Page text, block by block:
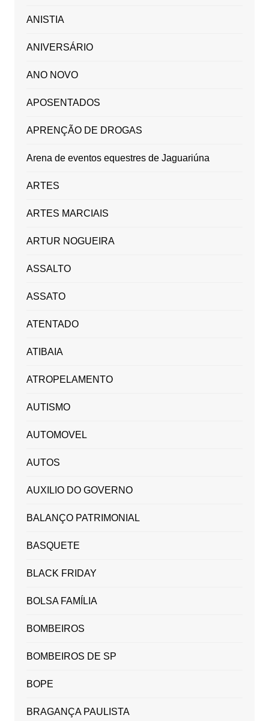
ANISTIA
ANIVERSÁRIO
ANO NOVO
APOSENTADOS
APRENÇÃO DE DROGAS
Arena de eventos equestres de Jaguariúna
ARTES
ARTES MARCIAIS
ARTUR NOGUEIRA
ASSALTO
ASSATO
ATENTADO
ATIBAIA
ATROPELAMENTO
AUTISMO
AUTOMOVEL
AUTOS
AUXILIO DO GOVERNO
BALANÇO PATRIMONIAL
BASQUETE
BLACK FRIDAY
BOLSA FAMÍLIA
BOMBEIROS
BOMBEIROS DE SP
BOPE
BRAGANÇA PAULISTA